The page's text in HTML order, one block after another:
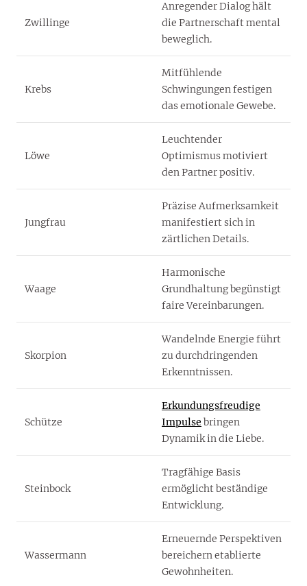
Zwillinge
Anregender Dialog hält
die Partnerschaft mental
beweglich.
Krebs
Mitfühlende
Schwingungen festigen
das emotionale Gewebe.
Löwe
Leuchtender
Optimismus motiviert
den Partner positiv.
Jungfrau
Präzise Aufmerksamkeit
manifestiert sich in
zärtlichen Details.
Waage
Harmonische
Grundhaltung begünstigt
faire Vereinbarungen.
Skorpion
Wandelnde Energie führt
zu durchdringenden
Erkenntnissen.
Schütze
Erkundungsfreudige
Impulse bringen
Dynamik in die Liebe.
Steinbock
Tragfähige Basis
ermöglicht beständige
Entwicklung.
Wassermann
Erneuernde Perspektiven
bereichern etablierte
Gewohnheiten.